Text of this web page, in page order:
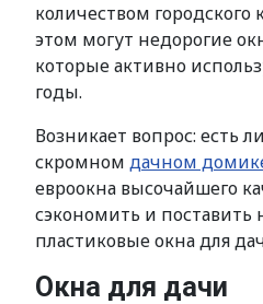
количеством
этом могут недорогие
которые активно
годы.
Возникает вопрос: есть
скромном дачном
евроокна высочайшего
сэкономить и поставить
пластиковые окна для
Окна для дачи